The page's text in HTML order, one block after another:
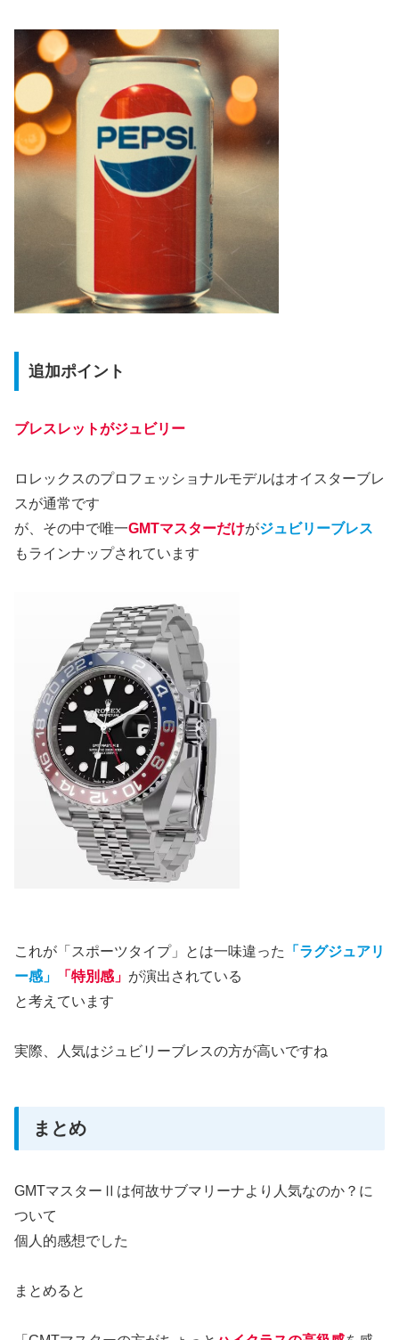
追加ポイント
ブレスレットがジュビリー
ロレックスのプロフェッショナルモデルはオイスターブレ
スが通常です
が、その中で唯一GMTマスターだけがジュビリーブレス
もラインナップされています
これが「スポーツタイプ」とは一味違った
「ラグジュアリ
ー感」
「特別感」 が演出されている
と考えています
実際、人気はジュビリーブレスの方が高いですね
まとめ
GMTマスターⅡは何故サブマリーナより人気なのか？に
ついて
個人的感想でした
まとめると